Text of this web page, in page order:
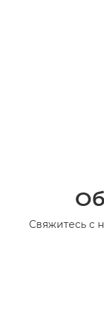
Свяжитесь с